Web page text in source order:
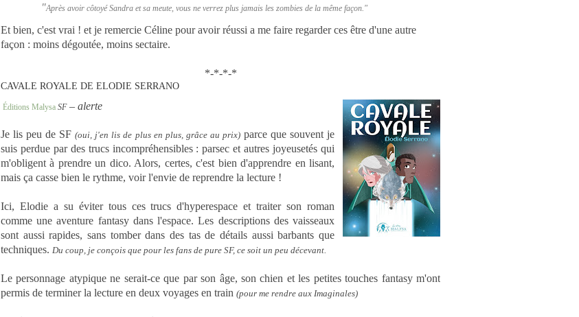
"Après avoir côtoyé Sandra et sa meute, vous ne verrez plus jamais les zombies de la même façon."
Et bien, c'est vrai ! et je remercie Céline pour avoir réussi a me faire regarder ces être d'une autre
façon : moins dégoutée, moins sectaire.
*-*-*-*
CAVALE ROYALE DE ELODIE SERRANO
Éditions Malysa SF– alerte
Je lis peu de SF (oui, j'en lis de plus en plus, grâce au prix)parce que souvent je
suis perdue par des trucs incompréhensibles : parsec et autres joyeusetés qui
m'obligent à prendre un dico. Alors, certes, c'est bien d'apprendre en lisant,
mais ça casse bien le rythme, voir l'envie de reprendre la lecture !
Ici, Elodie a su éviter tous ces trucs d'hyperespace et traiter son roman
comme une aventure fantasy dans l'espace. Les descriptions des vaisseaux
sont aussi rapides, sans tomber dans des tas de détails aussi barbants que
techniques. Du coup, je conçois que pour les fans de pure SF, ce soit un peu décevant.
Le personnage atypique ne serait-ce que par son âge, son chien et les petites touches fantasy m'ont
permis de terminer la lecture en deux voyages en train (pour me rendre aux Imaginales)